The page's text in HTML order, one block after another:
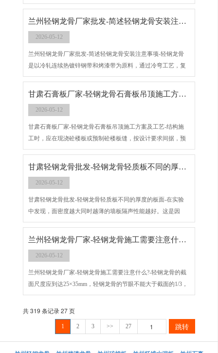
中档轻钢龙骨、烤漆龙骨、矿棉板、硅酸钙板等多种吊顶隔墙
材料的批发、销售和工程承接为一体的综合性材料公司。
兰州轻钢龙骨厂家批发​-简述轻钢龙骨安装注意事项
2026-05-12
兰州轻钢龙骨厂家批发​-简述轻钢龙骨安装注意事项-轻钢龙骨
是以冷轧连续热镀锌钢带和烤漆带为原料，通过冷弯工艺，复
合轧制而成的合理T型断面结构的薄壁型钢材。在安装轻钢龙骨
时应考虑钢材的结构，并注意安装事项。
甘肃石膏板厂家​-轻钢龙骨石膏板吊顶施工方案及工艺
2026-05-12
甘肃石膏板厂家​-轻钢龙骨石膏板吊顶施工方案及工艺-结构施
工时，应在现浇砼楼板或预制砼楼板缝，按设计要求间据，预
埋φ6~φ10钢筋混吊杆，设计无要求时按大龙骨的排列位置预埋
钢筋吊杆，一般间距为何900~1200mm.
甘肃轻钢龙骨批发​-轻钢龙骨轻质板不同的厚度的板面
2026-05-12
甘肃轻钢龙骨批发​-轻钢龙骨轻质板不同的厚度的板面-在实验
中发现，面密度越大同时越薄的墙板隔声性能越好。这是因
为，密度越大隔声量越大，越薄则在中高频出现的吻合谷越往
高的频率偏移，偏出感兴趣的频率范围之外
兰州轻钢龙骨厂家​-轻钢龙骨施工需要注意什么?
2026-05-12
兰州轻钢龙骨厂家​-轻钢龙骨施工需要注意什么?-轻钢龙骨的截
面尺度应到达25×35mm，轻钢龙骨的节眼不能大于截面的1/3，
龙骨距离不大于300*300mm。悬臂式龙骨的挑出长度不得大于
150mm，有特别规划要求的应根据要求处理，但须进行加固。
共 319 条记录 27 页
1 2 3 >> 27 跳转